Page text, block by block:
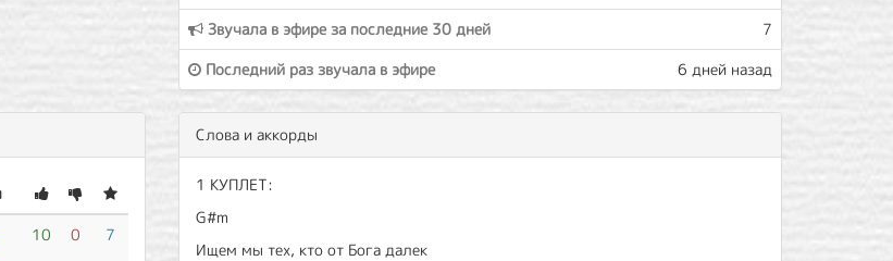
Звучала в эфире за последние 30 дней
7
Последний раз звучала в эфире
6 дней назад
10 0 7
Слова и аккорды
1 КУПЛЕТ:
G#m
Ищем мы тех, кто от Бога далек